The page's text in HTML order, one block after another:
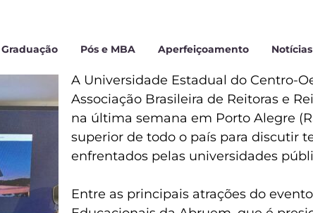
Graduação Pós e MBA Aperfeiçoamento Notícias
A Universidade Estadual do Centro-
Associação Brasileira de Reitoras e
na última semana em Porto Alegre
superior de todo o país para discutir
enfrentados pelas universidades
Entre as principais atrações do